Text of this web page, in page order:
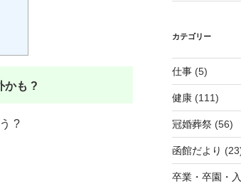
かも ?
?
カテゴリー
仕事(5)
健康(111)
冠婚葬祭(56)
函館だより
卒業・卒園・